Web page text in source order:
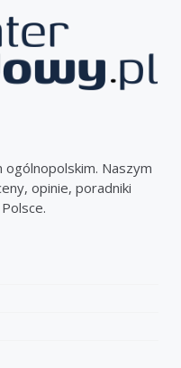
Naszym
opinie, poradniki